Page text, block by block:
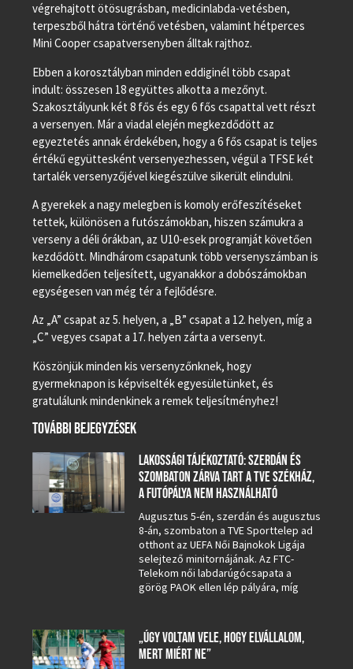
végrehajtott ötösugrásban, medicinlabda-vetésben,
terpeszből hátra történő vetésben, valamint hétperces
Mini Cooper csapatversenyben álltak rajthoz.
Ebben a korosztályban minden eddiginél több csapat
indult: összesen 18 együttes alkotta a mezőnyt.
Szakosztályunk két 8 fős és egy 6 fős csapattal vett részt
a versenyen. Már a viadal elején megkezdődött az
egyeztetés annak érdekében, hogy a 6 fős csapat is teljes
értékű együttesként versenyezhessen, végül a TFSE két
tartalék versenyzőjével kiegészülve sikerült elindulni.
A gyerekek a nagy melegben is komoly erőfeszítéseket
tettek, különösen a futószámokban, hiszen számukra a
verseny a déli órákban, az U10-esek programját követően
kezdődött. Mindhárom csapatunk több versenyszámban is
kiemelkedően teljesített, ugyanakkor a dobószámokban
egységesen van még tér a fejlődésre.
Az „A” csapat az 5. helyen, a „B” csapat a 12. helyen, míg a
„C” vegyes csapat a 17. helyen zárta a versenyt.
Köszönjük minden kis versenyzőnknek, hogy
gyermeknapon is képviselték egyesületünket, és
gratulálunk mindenkinek a remek teljesítményhez!
TOVÁBBI BEJEGYZÉSEK
LAKOSSÁGI TÁJÉKOZTATÓ: SZERDÁN ÉS
SZOMBATON ZÁRVA TART A TVE SZÉKHÁZ,
A FUTÓPÁLYA NEM HASZNÁLHATÓ
Augusztus 5-én, szerdán és augusztus
8-án, szombaton a TVE Sporttelep ad
otthont az UEFA Női Bajnokok Ligája
selejtező minitornájának. Az FTC-
Telekom női labdarúgócsapata a
görög PAOK ellen lép pályára, míg
„ÚGY VOLTAM VELE, HOGY ELVÁLLALOM,
MERT MIÉRT NE”